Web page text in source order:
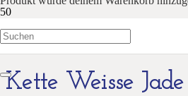
Start/
Kette Weisse